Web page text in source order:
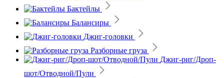
Бактейлы
Балансиры
Джиг-головки
Разборные груза
Джиг-риг/Дроп-
шот/Отводной/Пули